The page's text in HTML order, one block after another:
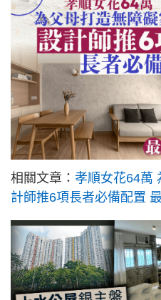
相關文章： 孝順女花64萬
計師推6項長者必備配置